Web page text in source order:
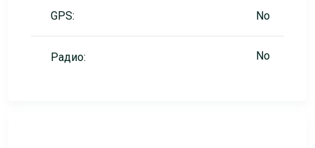
GPS: No
Радио: No